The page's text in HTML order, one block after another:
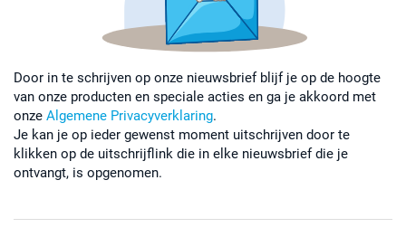
Door in te schrijven op onze nieuwsbrief blijf je op de hoogte
van onze producten en speciale acties en ga je akkoord met
onze Algemene Privacyverklaring.
Je kan je op ieder gewenst moment uitschrijven door te
klikken op de uitschrijflink die in elke nieuwsbrief die je
ontvangt, is opgenomen.